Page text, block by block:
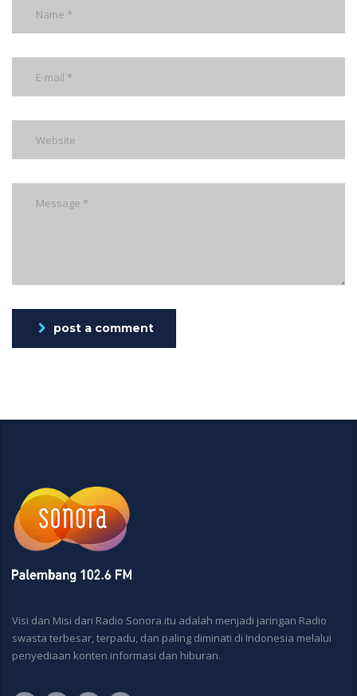
post a comment
Visi dan Misi dari Radio Sonora itu adalah menjadi jaringan Radio
swasta terbesar, terpadu, dan paling diminati di Indonesia melalui
penyediaan konten informasi dan hiburan.